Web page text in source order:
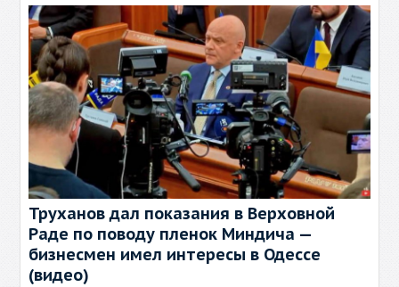
Труханов дал показания в Верховной
Раде по поводу пленок Миндича —
бизнесмен имел интересы в Одессе
(видео)